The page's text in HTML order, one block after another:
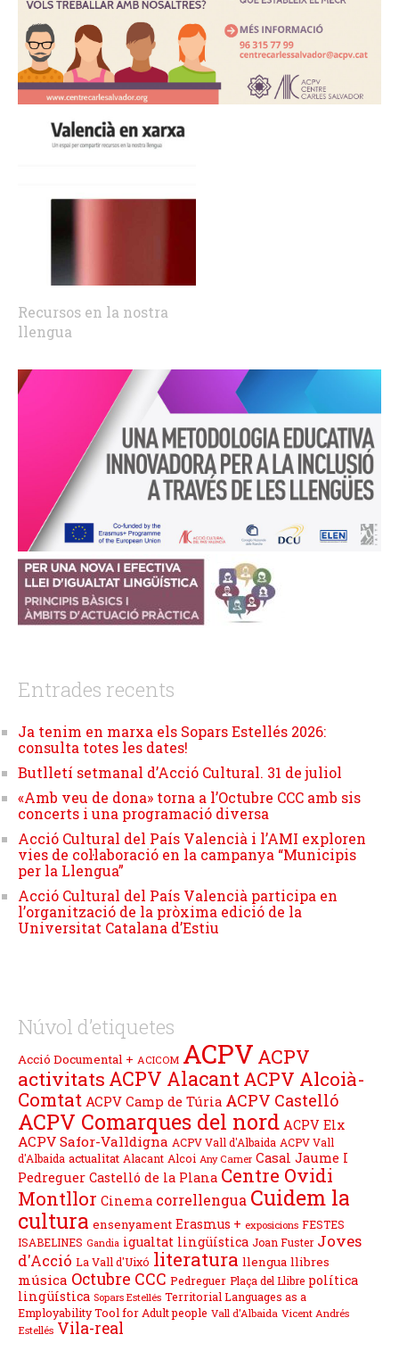
Recursos en la nostra
llengua
Entrades recents
Ja tenim en marxa els Sopars Estellés 2026:
consulta totes les dates!
Butlletí setmanal d’Acció Cultural. 31 de juliol
«Amb veu de dona» torna a l’Octubre CCC amb sis
concerts i una programació diversa
Acció Cultural del País Valencià i l’AMI exploren
vies de col·laboració en la campanya “Municipis
per la Llengua”
Acció Cultural del País Valencià participa en
l’organització de la pròxima edició de la
Universitat Catalana d’Estiu
Núvol d’etiquetes
Acció Documental + ACICOM ACPV ACPV
activitats ACPV AlacantACPV Alcoià-
Comtat ACPV Camp de Túria ACPV Castelló
ACPV Comarques del nord ACPV Elx
ACPV Safor-Valldigna ACPV Vall d'Albaida ACPV Vall
d'Albaida actualitat Alacant Alcoi Any Carner Casal Jaume I
Pedreguer Castelló de la Plana Centre Ovidi
Montllor Cinema correllengua Cuidem la
cultura ensenyament Erasmus + exposicions FESTES
ISABELINES Gandia igualtat lingüística Joan Fuster Joves
d'Acció La Vall d'Uixó literatura llengua llibres
música Octubre CCC Pedreguer Plaça del Llibre política
lingüística Sopars Estellés Territorial Languages as a
Employability Tool for Adult people Vall d'Albaida Vicent Andrés
Estellés Vila-real